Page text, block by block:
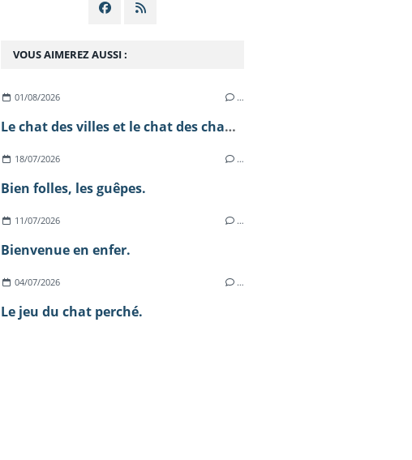
VOUS AIMEREZ AUSSI :
01/08/2026 …
Le chat des villes et le chat des champs.
18/07/2026 …
Bien folles, les guêpes.
11/07/2026 …
Bienvenue en enfer.
04/07/2026 …
Le jeu du chat perché.